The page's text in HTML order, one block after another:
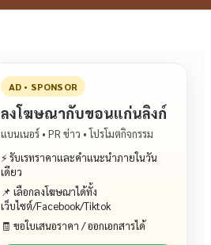
AD • SPONSOR
ลงโฆษณากับขอนแก่นลิงก์
แบนเนอร์ • PR ข่าว • โปรโมตกิจกรรม
⚡ รับเรทราคาและคำแนะนำภายในวัน
เดียว
📌 เลือกลงโฆษณาได้ทั้ง
เว็บไซต์/Facebook/Tiktok
🧾 ขอใบเสนอราคา / ออกเอกสารได้